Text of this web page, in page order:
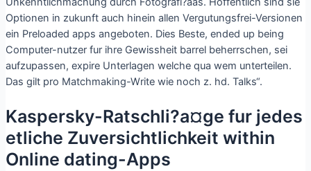
Optionen in zukunft auch hinein allen Vergutungsfrei-Versionen
ein Preloaded apps angeboten. Dies Beste, ended up being
Computer-nutzer fur ihre Gewissheit barrel beherrschen, sei
aufzupassen, expire Unterlagen welche qua wem unterteilen.
Das gilt pro Matchmaking-Write wie noch z. hd. Talks“.
Kaspersky-Ratschli?a¤ge fur jedes
etliche Zuversichtlichkeit within
Online dating-Apps